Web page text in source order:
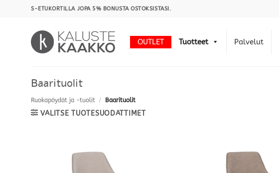
S-ETUKORTILLA JOPA 5% BONUSTA OSTOKSISTASI.
OUTLET Tuotteet Palvelut
Baarituolit
Ruokapöydät ja -tuolit / Baarituolit
VALITSE TUOTESUODATTIMET